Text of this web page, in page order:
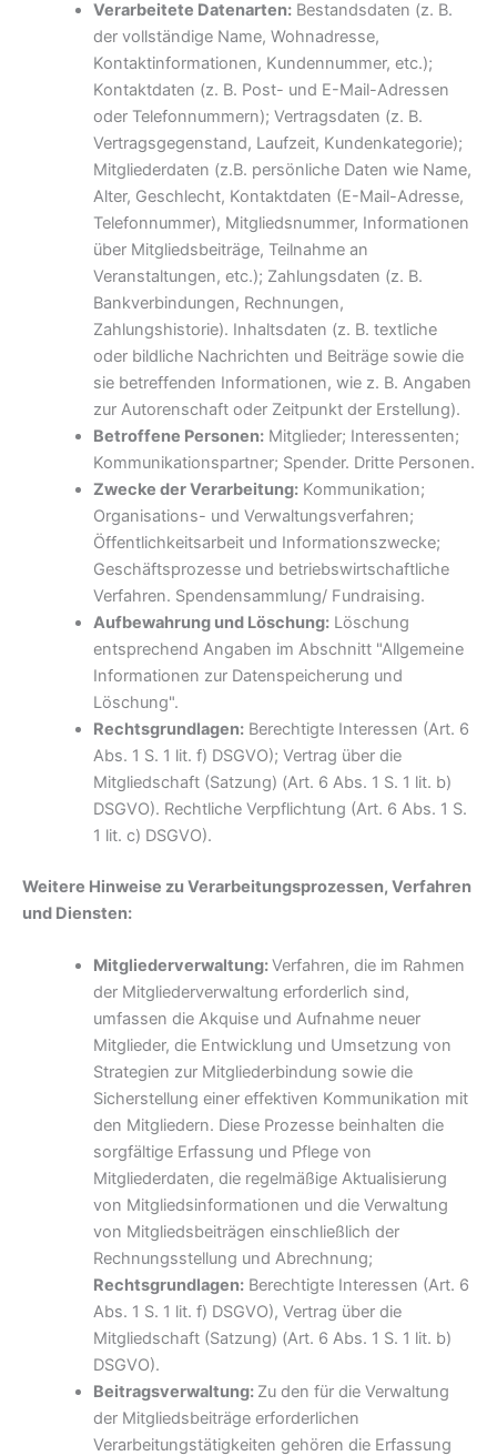
Verarbeitete Datenarten:Bestandsdaten (z. B.
der vollständige Name, Wohnadresse,
Kontaktinformationen, Kundennummer, etc.);
Kontaktdaten (z. B. Post- und E-Mail-Adressen
oder Telefonnummern); Vertragsdaten (z. B.
Vertragsgegenstand, Laufzeit, Kundenkategorie);
Mitgliederdaten (z.B. persönliche Daten wie Name,
Alter, Geschlecht, Kontaktdaten (E-Mail-Adresse,
Telefonnummer), Mitgliedsnummer, Informationen
über Mitgliedsbeiträge, Teilnahme an
Veranstaltungen, etc.); Zahlungsdaten (z. B.
Bankverbindungen, Rechnungen,
Zahlungshistorie). Inhaltsdaten (z. B. textliche
oder bildliche Nachrichten und Beiträge sowie die
sie betreffenden Informationen, wie z. B. Angaben
zur Autorenschaft oder Zeitpunkt der Erstellung).
Betroffene Personen:Mitglieder; Interessenten;
Kommunikationspartner; Spender. Dritte Personen.
Zwecke der Verarbeitung:Kommunikation;
Organisations- und Verwaltungsverfahren;
Öffentlichkeitsarbeit und Informationszwecke;
Geschäftsprozesse und betriebswirtschaftliche
Verfahren. Spendensammlung/ Fundraising.
Aufbewahrung und Löschung:Löschung
entsprechend Angaben im Abschnitt "Allgemeine
Informationen zur Datenspeicherung und
Löschung".
Rechtsgrundlagen:Berechtigte Interessen (Art. 6
Abs. 1 S. 1 lit. f) DSGVO); Vertrag über die
Mitgliedschaft (Satzung) (Art. 6 Abs. 1 S. 1 lit. b)
DSGVO). Rechtliche Verpflichtung (Art. 6 Abs. 1 S.
1 lit. c) DSGVO).
Weitere Hinweise zu Verarbeitungsprozessen, Verfahren
und Diensten:
Mitgliederverwaltung:Verfahren, die im Rahmen
der Mitgliederverwaltung erforderlich sind,
umfassen die Akquise und Aufnahme neuer
Mitglieder, die Entwicklung und Umsetzung von
Strategien zur Mitgliederbindung sowie die
Sicherstellung einer effektiven Kommunikation mit
den Mitgliedern. Diese Prozesse beinhalten die
sorgfältige Erfassung und Pflege von
Mitgliederdaten, die regelmäßige Aktualisierung
von Mitgliedsinformationen und die Verwaltung
von Mitgliedsbeiträgen einschließlich der
Rechnungsstellung und Abrechnung;
Rechtsgrundlagen:Berechtigte Interessen (Art. 6
Abs. 1 S. 1 lit. f) DSGVO), Vertrag über die
Mitgliedschaft (Satzung) (Art. 6 Abs. 1 S. 1 lit. b)
DSGVO).
Beitragsverwaltung: Zu den für die Verwaltung
der Mitgliedsbeiträge erforderlichen
Verarbeitungstätigkeiten gehören die Erfassung